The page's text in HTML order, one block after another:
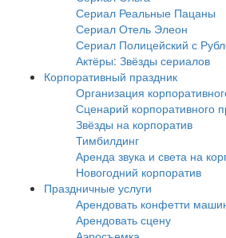
Сериал Реальные Пацаны
Сериал Отель Элеон
Сериал Полицейский с
Актёры: Звёзды сериалов
Корпоративный праздник
Организация
Сценарий корпоративного
Звёзды на корпоратив
Тимбилдинг
Аренда звука и света на
Новогодний корпоратив
Праздничные услуги
Арендовать конфетти
Арендовать сцену